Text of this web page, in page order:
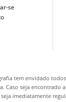
se
tem envidado
Caso seja
imediatamente